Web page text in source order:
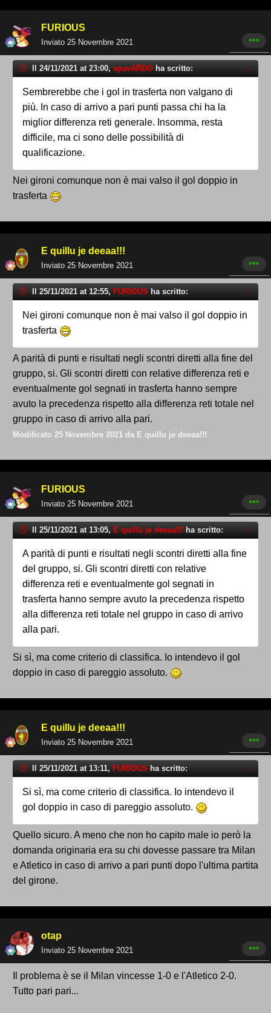
FURIOUS
Inviato 25 Novembre 2021
Il 24/11/2021 at 23:00, spavARDO ha scritto:
Sembrerebbe che i gol in trasferta non valgano di
più. In caso di arrivo a pari punti passa chi ha la
miglior differenza reti generale. Insomma, resta
difficile, ma ci sono delle possibilità di
qualificazione.
Nei gironi comunque non è mai valso il gol doppio in
trasferta
E quillu je deeaa!!!
Inviato 25 Novembre 2021
Il 25/11/2021 at 12:55, FURIOUS ha scritto:
Nei gironi comunque non è mai valso il gol doppio in
trasferta
A parità di punti e risultati negli scontri diretti alla fine del
gruppo, si. Gli scontri diretti con relative differenza reti e
eventualmente gol segnati in trasferta hanno sempre
avuto la precedenza rispetto alla differenza reti totale nel
gruppo in caso di arrivo alla pari.
Modificato 25 Novembre 2021 da E quillu je deeaa!!!
FURIOUS
Inviato 25 Novembre 2021
Il 25/11/2021 at 13:05, E quillu je deeaa!!! ha scritto:
A parità di punti e risultati negli scontri diretti alla fine
del gruppo, si. Gli scontri diretti con relative
differenza reti e eventualmente gol segnati in
trasferta hanno sempre avuto la precedenza rispetto
alla differenza reti totale nel gruppo in caso di arrivo
alla pari.
Si sì, ma come criterio di classifica. Io intendevo il gol
doppio in caso di pareggio assoluto.
E quillu je deeaa!!!
Inviato 25 Novembre 2021
Il 25/11/2021 at 13:11, FURIOUS ha scritto:
Si sì, ma come criterio di classifica. Io intendevo il
gol doppio in caso di pareggio assoluto.
Quello sicuro. A meno che non ho capito male io però la
domanda originaria era su chi dovesse passare tra Milan
e Atletico in caso di arrivo a pari punti dopo l'ultima partita
del girone.
otap
Inviato 25 Novembre 2021
Il problema è se il Milan vincesse 1-0 e l'Atletico 2-0.
Tutto pari pari...